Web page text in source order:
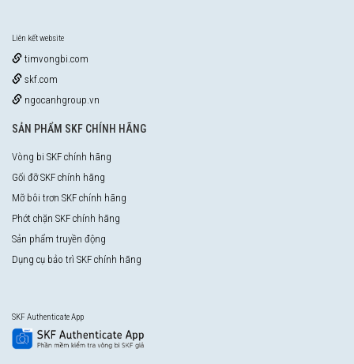
Liên kết website
timvongbi.com
skf.com
ngocanhgroup.vn
SẢN PHẨM SKF CHÍNH HÃNG
Vòng bi SKF chính hãng
Gối đỡ SKF chính hãng
Mỡ bôi trơn SKF chính hãng
Phớt chặn SKF chính hãng
Sản phẩm truyền động
Dụng cụ bảo trì SKF chính hãng
SKF Authenticate App